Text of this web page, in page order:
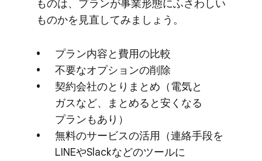
ものは、​プランが​事業形態に​ふさわしい​
ものかを​見直してみましょう。
プラン内容と​費用の​比較
不要な​オプションの​削除
契約会社の​とりまとめ​（電気と​
ガスなど、​まとめると​安くなる​
プランも​あり）
無料の​サービスの​活用​（連絡手段を​
LINEや​Slackなどの​ツールに​